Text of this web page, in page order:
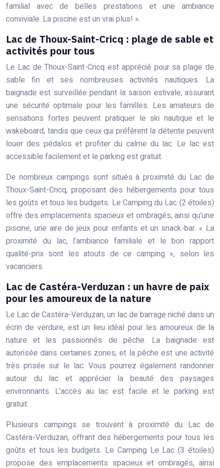
familial avec de belles prestations et une ambiance
conviviale. La piscine est un vrai plus! ».
Lac de Thoux-Saint-Cricq : plage de sable et
activités pour tous
Le Lac de Thoux-Saint-Cricq est apprécié pour sa plage de
sable fin et ses nombreuses activités nautiques. La
baignade est surveillée pendant la saison estivale, assurant
une sécurité optimale pour les familles. Les amateurs de
sensations fortes peuvent pratiquer le ski nautique et le
wakeboard, tandis que ceux qui préfèrent la détente peuvent
louer des pédalos et profiter du calme du lac. Le lac est
accessible facilement et le parking est gratuit.
De nombreux campings sont situés à proximité du Lac de
Thoux-Saint-Cricq, proposant des hébergements pour tous
les goûts et tous les budgets. Le Camping du Lac (2 étoiles)
offre des emplacements spacieux et ombragés, ainsi qu’une
piscine, une aire de jeux pour enfants et un snack-bar. « La
proximité du lac, l’ambiance familiale et le bon rapport
qualité-prix sont les atouts de ce camping », selon les
vacanciers.
Lac de Castéra-Verduzan : un havre de paix
pour les amoureux de la nature
Le Lac de Castéra-Verduzan, un lac de barrage niché dans un
écrin de verdure, est un lieu idéal pour les amoureux de la
nature et les passionnés de pêche. La baignade est
autorisée dans certaines zones, et la pêche est une activité
très prisée sur le lac. Vous pourrez également randonner
autour du lac et apprécier la beauté des paysages
environnants. L’accès au lac est facile et le parking est
gratuit.
Plusieurs campings se trouvent à proximité du Lac de
Castéra-Verduzan, offrant des hébergements pour tous les
goûts et tous les budgets. Le Camping Le Lac (3 étoiles)
propose des emplacements spacieux et ombragés, ainsi